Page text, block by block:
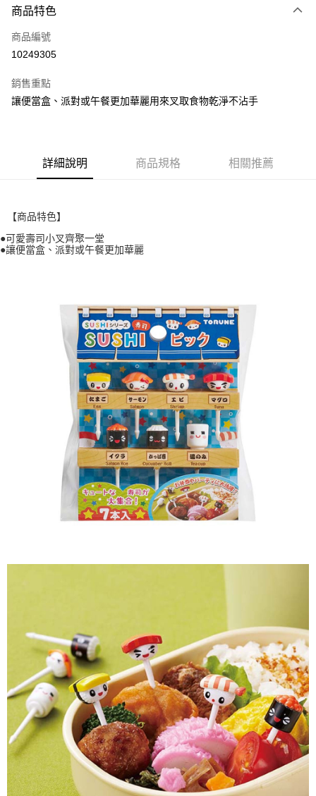
信用卡一次付款
超商取貨付款
街口支付
AFTEE先享後付
AFTEE先享後付是「在收到商品之後才付款」的支付方式。 讓您購物簡單
便利好安心！
１．簡單：不需註冊會員、不需綁卡、不需儲值。
１．於結帳方式選擇「AFTEE先享後付」後，將跳轉至「AFTEE先享後付」
結帳頁面，進行簡訊認證並確認金額後，即可完成結帳。
２．訂單成立數日內，您將收到繳費通知簡訊。
３．收到繳費通知簡訊後14天內，點擊此簡訊中的連結，可透過四大超商／
ATM／網路銀行／等多元方式進行付款，方視為交易完成。
※ 請注意：結帳手續完成當下不需立刻繳費，但若您需要取消訂單，請聯絡
購買商品的店家。未經商家同意取消之訂單仍視為有效，需透過AFTEE先享
後付繳納相關費用。
※ 交易是否成功請以「AFTEE先享後付 」之結帳頁面顯示為準，若有關於
是否繳費成功／繳費後需取消欲退款等相關疑問，請聯繫「AFTEE先享後付
客戶支援中心」
https://netprotections.freshdesk.com/support/home
【注意事項】
１．透過由恩沛科技股份有限公司提供之「AFTEE先享後付」服務完成之交
易，需依本服務之必要範圍內提供個人資料，並將交易相關給付款項請求債
權轉讓予恩沛科技股份有限公司。
２．關於個人資料處理事宜，請瀏覽以下網址：
任。
恩沛科技股份有限公司將有權停止該用戶之使用額度並採取法律行動。
ATM付款
運送方式
每筆NT$60，滿NT$699(含以上)免運費
每筆NT$60，滿NT$699(含以上)免運費
付款後7-11取貨
每筆NT$60，滿NT$699(含以上)免運費
每筆NT$80，滿NT$1,000(含以上)免運費
商品特色
商品編號
10249305
銷售重點
讓便當盒、派對或午餐更加華麗用來叉取食物乾淨不沾手
詳細說明 商品規格 相關推薦
【商品特色】
●可愛壽司小叉齊聚一堂
●讓便當盒、派對或午餐更加華麗